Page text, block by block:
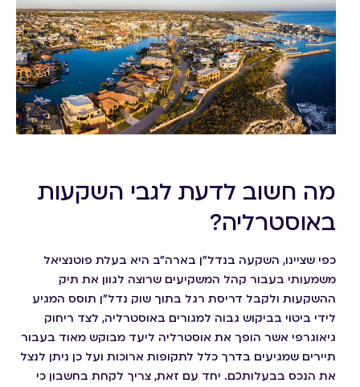
מה חשוב לדעת לגבי השקעות
באוסטרליה?
כפי שציינו, השקעה בנדל"ן בארה"ב היא בעלת פוטנציאל
משמעותי בעבור קהל המשקיעים שרוצה לגוון את תיק
ההשקעות ולקבל דריסת רגל בתוך שוק נדל"ן תוסס המגיע
לידי ביטוי בביקוש גבוה למגורים באוסטרליה, לצד ריחוק
גיאוגרפי אשר הופך את אוסטרליה ליעד מבוקש מאוד בעבור
תיירים שמגיעים בדרך כלל לתקופות ארוכות ועל כן ניתן לנצל
את הנכס בבעלותכם. יחד עם זאת, צריך לקחת בחשבון כי